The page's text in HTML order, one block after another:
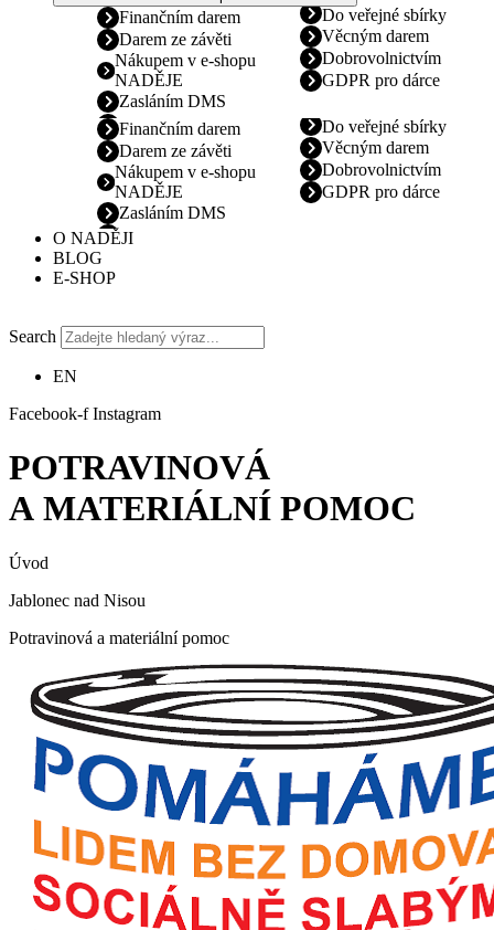
Finančním darem
Darem ze závěti
Nákupem v e-shopu
NADĚJE
Zasláním DMS
Do veřejné sbírky
Věcným darem
Dobrovolnictvím
GDPR pro dárce
Finančním darem
Darem ze závěti
Nákupem v e-shopu
NADĚJE
Zasláním DMS
Do veřejné sbírky
Věcným darem
Dobrovolnictvím
GDPR pro dárce
O NADĚJI
BLOG
E-SHOP
Search
EN
Facebook-f Instagram
POTRAVINOVÁ
A MATERIÁLNÍ POMOC
Úvod
Jablonec nad Nisou
Potravinová a materiální pomoc